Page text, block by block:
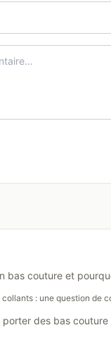
bas couture et
collants : une question de
porter des bas